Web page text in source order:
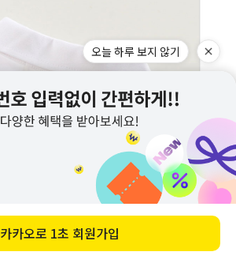
오늘 하루 보지 않기
카카오로 1초 회원가입